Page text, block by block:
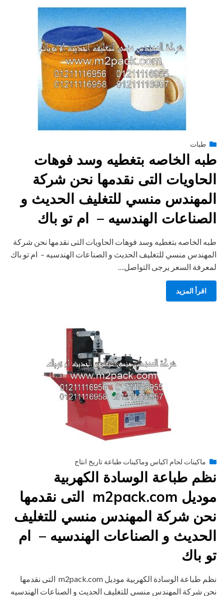
engmansyPosted
فبراير 22, 2015
طبات
طبه الخاصه بتغطيه وسد فوهات
الحاويات التى نقدمها نحن شركة
المهندس منسي للتغليف الحديث و
الصناعات الهندسيه – ام تو باك
طبه الخاصه بتغطيه وسد فوهات الحاويات التى نقدمها نحن شركة
المهندس منسي للتغليف الحديث و الصناعات الهندسيه – ام تو باك
لمعرفة السعر يرجى التواصل…
اقرأ المزيد
byengmansyPosted
فبراير 15, 2015
ماكينات لحام اكياس وماكينات طباعة تاريخ انتاج
نظم طباعة الوسادة الكهربية
موديل m2pack.com التى نقدمها
نحن شركة المهندس منسي للتغليف
الحديث و الصناعات الهندسيه – ام
تو باك
نظم طباعة الوسادة الكهربية موديل m2pack.com التى نقدمها
نحن شركة المهندس منسي للتغليف الحديث و الصناعات الهندسيه